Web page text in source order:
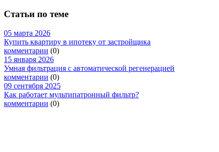
Статьи по теме
05 марта 2026
Купить квартиру в ипотеку от застройщика
комментарии (0)
15 января 2026
Умная фильтрация с автоматической регенерацией
комментарии (0)
09 сентября 2025
Как работает мультипатронный фильтр?
комментарии (0)